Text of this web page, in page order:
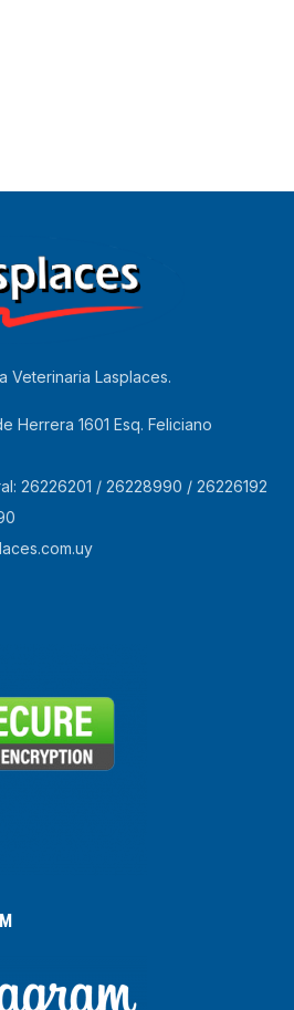
Veterinaria Lasplaces.
Herrera 1601 Esq. Feliciano
26226201 / 26228990 / 26226192